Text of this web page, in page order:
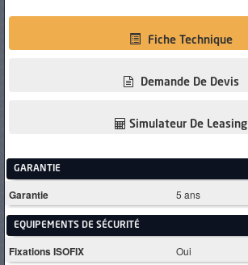
Fiche Technique
Demande De Devis
Simulateur De Leasing
GARANTIE
Garantie 5 ans
EQUIPEMENTS DE SÉCURITÉ
Fixations ISOFIX Oui